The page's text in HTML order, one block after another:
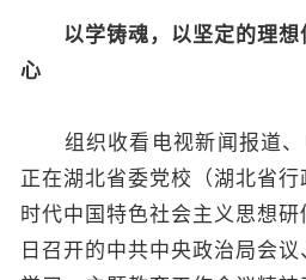
以学铸魂，以坚定的理
心
组织收看电视新闻报道、
正在湖北省委党校（湖北省
时代中国特色社会主义思想
日召开的中共中央政治局会